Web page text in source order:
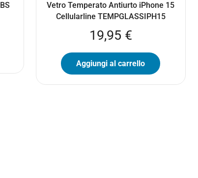
Vetro Temperato Antiurto iPhone 15
Cellularline TEMPGLASSIPH15
19,95 €
Aggiungi al carrello